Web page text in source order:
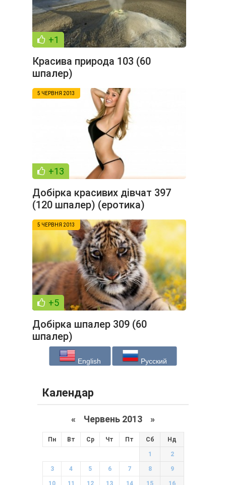
+1
Красива природа 103 (60
шпалер)
5 ЧЕРВНЯ 2013
+13
Добірка красивих дівчат 397
(120 шпалер) (еротика)
5 ЧЕРВНЯ 2013
+5
Добірка шпалер 309 (60
шпалер)
English Русский
Календар
« Червень 2013 »
Пн Вт Ср Чт Пт Сб Нд
1 2
3 4 5 6 7 8 9
10 11 12 13 14 15 16